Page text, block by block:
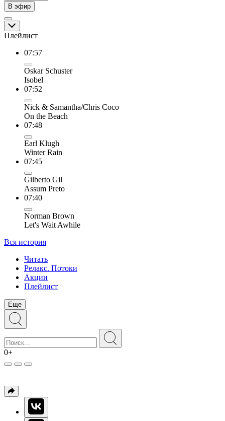
В эфир
Плейлист
07:57
Oskar Schuster
Isobel
07:52
Nick & Samantha/Chris Coco
On the Beach
07:48
Earl Klugh
Winter Rain
07:45
Gilberto Gil
Assum Preto
07:40
Norman Brown
Let's Wait Awhile
Вся история
Читать
Релакс. Потоки
Акции
Плейлист
Еще
0+